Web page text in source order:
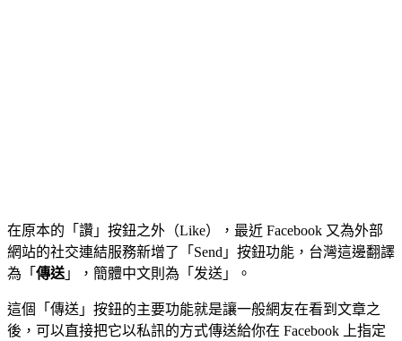
在原本的「讚」按鈕之外（Like），最近 Facebook 又為外部
網站的社交連結服務新增了「Send」按鈕功能，台灣這邊翻譯
為「 傳送 」，簡體中文則為「发送」。
這個「傳送」按鈕的主要功能就是讓一般網友在看到文章之
後，可以直接把它以私訊的方式傳送給你在 Facebook 上指定